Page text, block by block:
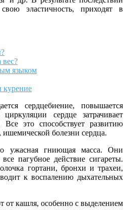
эластичность, приходят в
языком
курение
сердцебиение, повышается
сердце затрачивает
это способствует развитию
ишемической болезни сердца.
ужасная гниющая масса. Они
пагубное действие сигареты.
гортани, бронхи и трахеи,
к воспалению дыхательных
от кашля, особенно с выделением